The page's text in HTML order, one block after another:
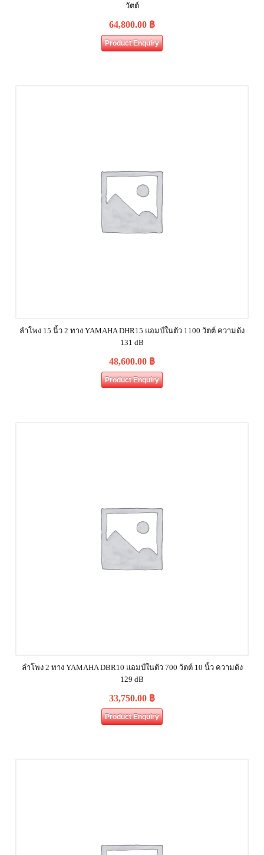
วัตต์
64,800.00 ฿
Product Enquiry
ลำโพง 15 นิ้ว 2 ทาง YAMAHA DHR15 แอมป์ในตัว 1100 วัตต์ ความดัง
131 dB
48,600.00 ฿
Product Enquiry
ลำโพง 2 ทาง YAMAHA DBR10 แอมป์ในตัว 700 วัตต์ 10 นิ้ว ความดัง
129 dB
33,750.00 ฿
Product Enquiry